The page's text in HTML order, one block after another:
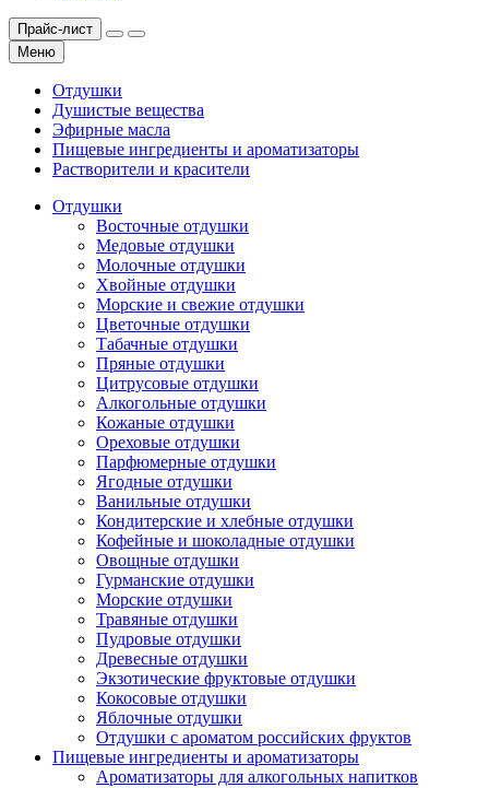
Прайс-лист
Меню
Отдушки
Душистые вещества
Эфирные масла
Пищевые ингредиенты и ароматизаторы
Растворители и красители
Отдушки
Восточные отдушки
Медовые отдушки
Молочные отдушки
Хвойные отдушки
Морские и свежие отдушки
Цветочные отдушки
Табачные отдушки
Пряные отдушки
Цитрусовые отдушки
Алкогольные отдушки
Кожаные отдушки
Ореховые отдушки
Парфюмерные отдушки
Ягодные отдушки
Ванильные отдушки
Кондитерские и хлебные отдушки
Кофейные и шоколадные отдушки
Овощные отдушки
Гурманские отдушки
Морские отдушки
Травяные отдушки
Пудровые отдушки
Древесные отдушки
Экзотические фруктовые отдушки
Кокосовые отдушки
Яблочные отдушки
Отдушки с ароматом российских фруктов
Пищевые ингредиенты и ароматизаторы
Ароматизаторы для алкогольных напитков